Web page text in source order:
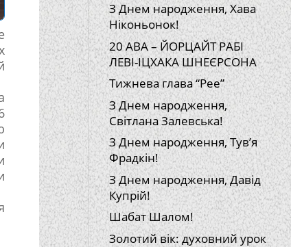
З Днем народження, Хава
Ніконьонок!
20 АВА – ЙОРЦАЙТ РАБІ
ЛЕВІ-ІЦХАКА ШНЕЄРСОНА
Тижнева глава “Рее”
З Днем народження,
Світлана Залевська!
З Днем народження, Тув’я
Фрадкін!
З Днем народження, Давід
Купрій!
Шабат Шалом!
Золотий вік: духовний урок